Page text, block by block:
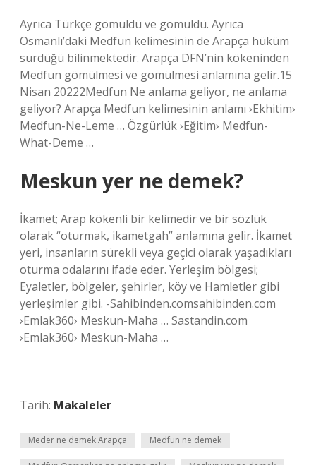
Ayrıca Türkçe gömüldü ve gömüldü. Ayrıca
Osmanlı’daki Medfun kelimesinin de Arapça hüküm
sürdüğü bilinmektedir. Arapça DFN’nin kökeninden
Medfun gömülmesi ve gömülmesi anlamına gelir.15
Nisan 20222Medfun Ne anlama geliyor, ne anlama
geliyor? Arapça Medfun kelimesinin anlamı ›Ekhitim›
Medfun-Ne-Leme … Özgürlük ›Eğitim› Medfun-
What-Deme …
Meskun yer ne demek?
İkamet; Arap kökenli bir kelimedir ve bir sözlük
olarak “oturmak, ikametgah” anlamına gelir. İkamet
yeri, insanların sürekli veya geçici olarak yaşadıkları
oturma odalarını ifade eder. Yerleşim bölgesi;
Eyaletler, bölgeler, şehirler, köy ve Hamletler gibi
yerleşimler gibi. -Sahibinden.comsahibinden.com
›Emlak360› Meskun-Maha … Sastandin.com
›Emlak360› Meskun-Maha …
Tarih: Makaleler
Meder ne demek Arapça Medfun ne demek